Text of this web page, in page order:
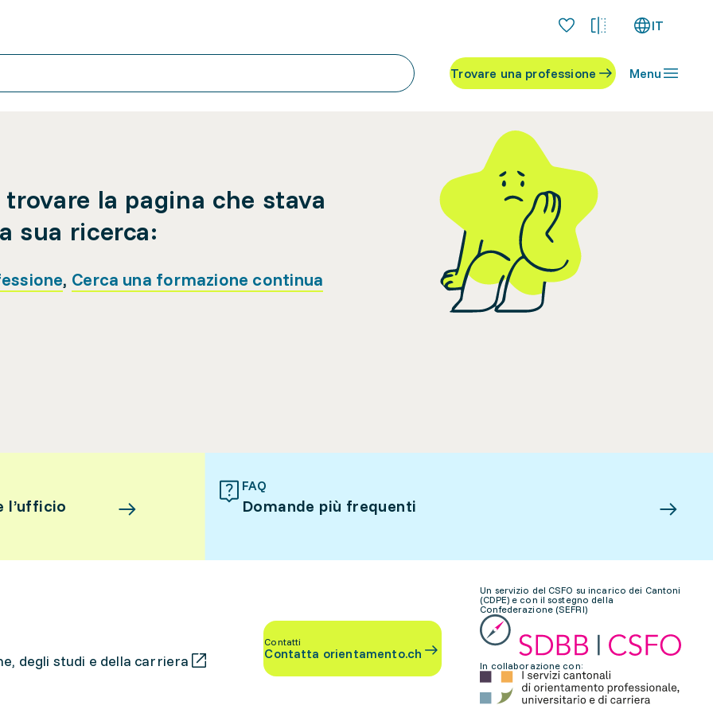
IT
Trovare una professione Menu
la pagina che stava
sua ricerca:
, Cerca una formazione continua
l’ufficio
FAQ
Domande più frequenti
degli studi e della carriera
Contatti
Contatta orientamento.ch
Un servizio del CSFO su incarico dei Cantoni
(CDPE) e con il sostegno della
Confederazione (SEFRI)
In collaborazione con: